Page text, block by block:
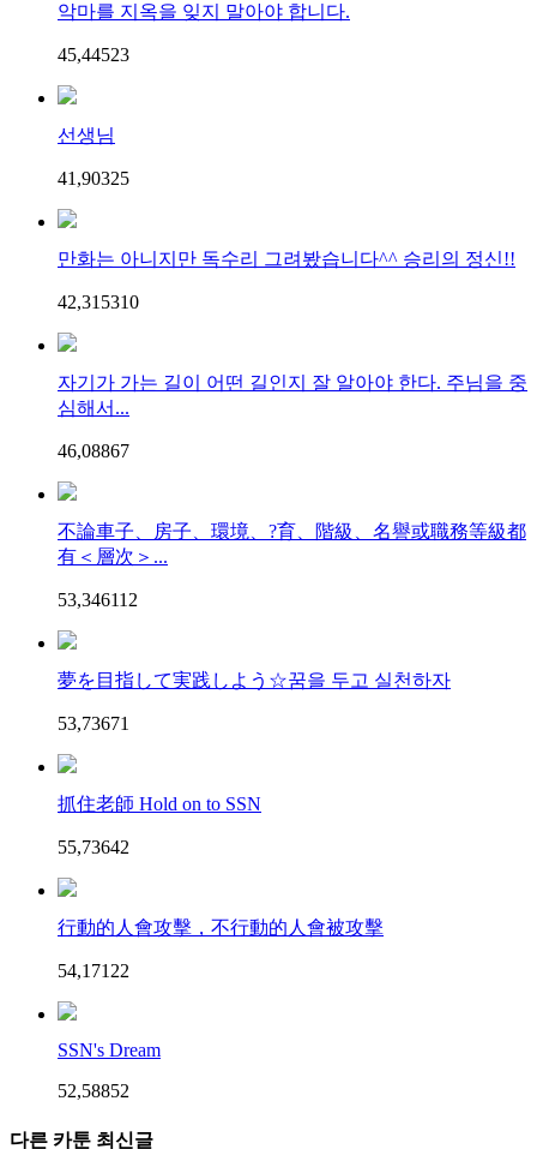
악마를 지옥을 잊지 말아야 합니다.
45,44523
선생님
41,90325
만화는 아니지만 독수리 그려봤습니다^^ 승리의 정신!!
42,315310
자기가 가는 길이 어떤 길인지 잘 알아야 한다. 주님을 중
심해서...
46,08867
不論車子、房子、環境、?育、階級、名譽或職務等級都
有＜層次＞...
53,346112
夢を目指して実践しよう☆꿈을 두고 실천하자
53,73671
抓住老師 Hold on to SSN
55,73642
行動的人會攻擊，不行動的人會被攻擊
54,17122
SSN's Dream
52,58852
다른 카툰 최신글